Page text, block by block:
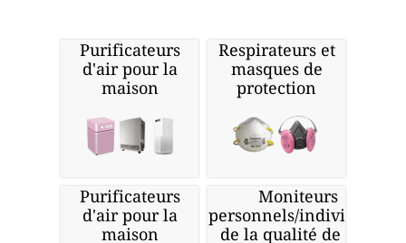
Purificateurs
d'air pour la
maison
Respirateurs et
masques de
protection
Purificateurs
d'air pour la
maison
Moniteurs
personnels/individuels
de la qualité de l'air